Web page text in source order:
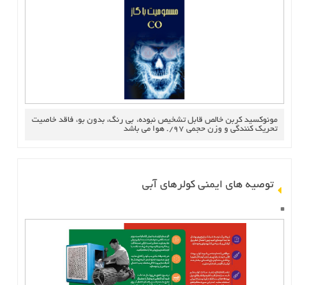
مونوكسيد كربن خالص قابل تشخيص نبوده، بي رنگ، بدون بو، فاقد خاصيت
تحريك كنندگي و وزن حجمي 97/. هوا مي باشد
توصیه های ایمنی کولرهای آبی